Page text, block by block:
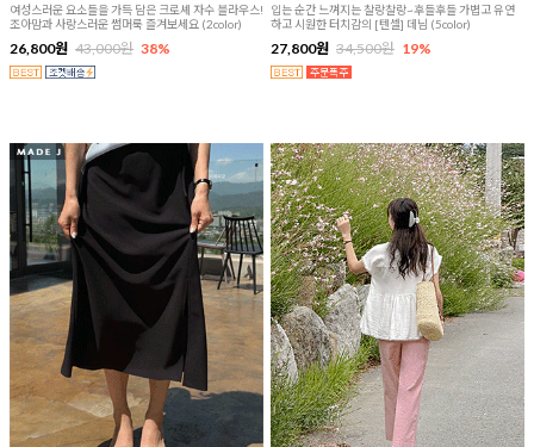
여성스러운 요소들을 가득 담은 크로셰 자수 블라우스!
조아맘과 사랑스러운 썸머룩 즐겨보세요 (2color)
26,800원 43,000원 38%
입는 순간 느껴지는 찰랑찰랑~후들후들 가볍고 유연
하고 시원한 터치감의 [텐셀] 데님 (5color)
27,800원 34,500원 19%